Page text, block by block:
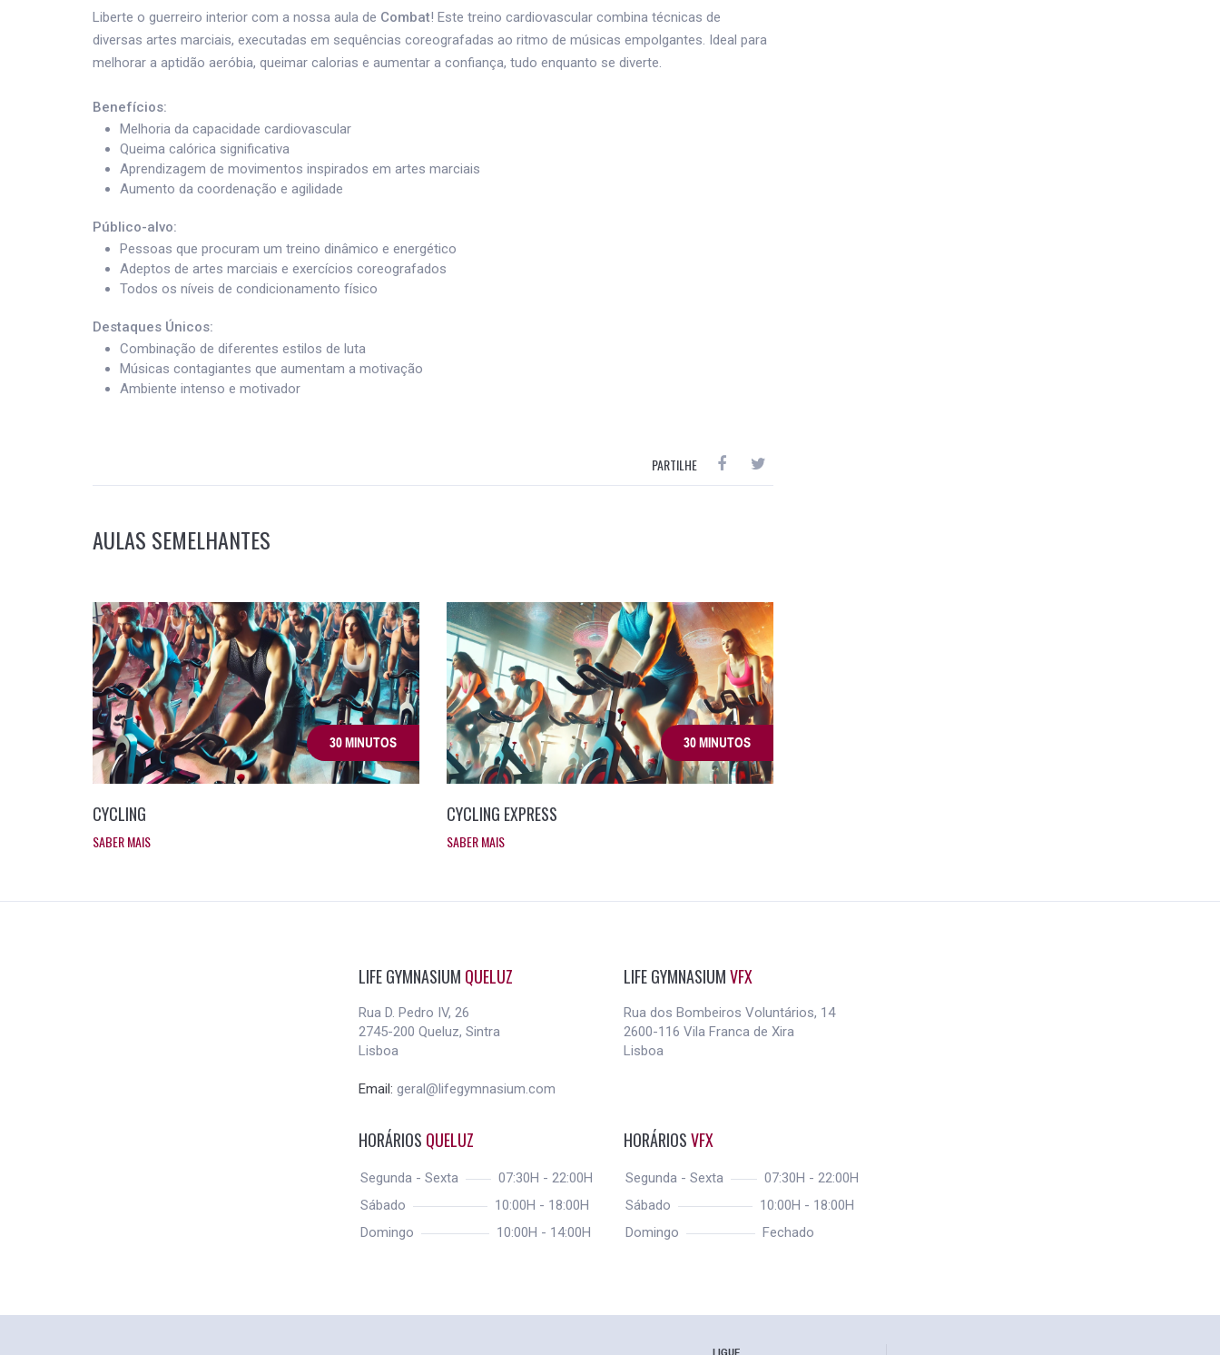
Liberte o guerreiro interior com a nossa aula de Combat! Este treino cardiovascular combina técnicas de
diversas artes marciais, executadas em sequências coreografadas ao ritmo de músicas empolgantes. Ideal para
melhorar a aptidão aeróbia, queimar calorias e aumentar a confiança, tudo enquanto se diverte.
Benefícios:
Melhoria da capacidade cardiovascular
Queima calórica significativa
Aprendizagem de movimentos inspirados em artes marciais
Aumento da coordenação e agilidade
Público-alvo:
Pessoas que procuram um treino dinâmico e energético
Adeptos de artes marciais e exercícios coreografados
Todos os níveis de condicionamento físico
Destaques Únicos:
Combinação de diferentes estilos de luta
Músicas contagiantes que aumentam a motivação
Ambiente intenso e motivador
PARTILHE
AULAS SEMELHANTES
30 MINUTOS
CYCLING
SABER MAIS
30 MINUTOS
CYCLING EXPRESS
SABER MAIS
LIFE GYMNASIUM QUELUZ
Rua D. Pedro IV, 26
2745-200 Queluz, Sintra
Lisboa
Email: geral@lifegymnasium.com
LIFE GYMNASIUMVFX
Rua dos Bombeiros Voluntários, 14
2600-116 Vila Franca de Xira
Lisboa
HORÁRIOS QUELUZ
Segunda - Sexta
07:30H - 22:00H
Sábado
10:00H - 18:00H
Domingo
10:00H - 14:00H
HORÁRIOSVFX
Segunda - Sexta
07:30H - 22:00H
Sábado
10:00H - 18:00H
Domingo
Fechado
LIGUE